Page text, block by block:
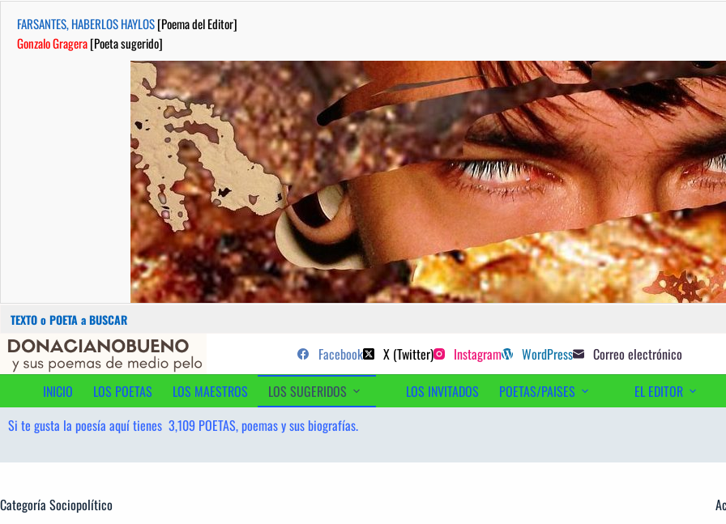
FARSANTES, HABERLOS HAYLOS[Poema del Editor]
Gonzalo Gragera[Poeta sugerido]
Buscar:
Saltar
contenido
...sus poemas de medio pelo y poetas sugeridos
Facebook X (Twitter) Instagram WordPress Correo electrónico
INICIO
LOS POETAS LOS MAESTROS LOS SUGERIDOS LOS INVITADOS POETAS/PAISES EL EDITOR
Si te gusta la poesía aquí tienes 3,109 POETAS, poemas y sus biografías.
Categoría Sociopolítico